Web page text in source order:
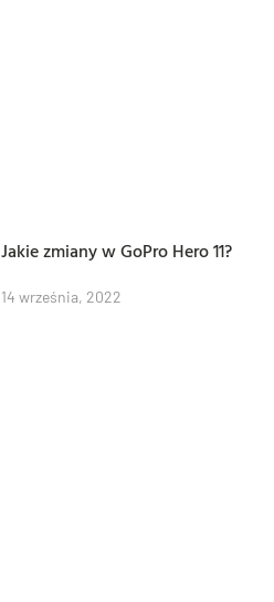
Jakie zmiany w GoPro Hero 11?
14 września, 2022